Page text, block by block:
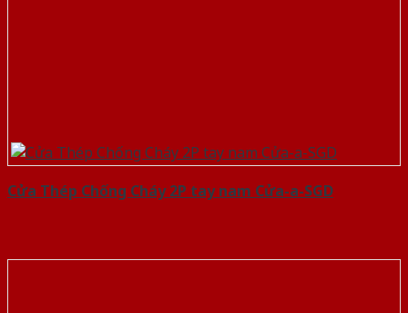
Cửa Thép Chống Cháy 2P tay nam Cửa-a-SGD